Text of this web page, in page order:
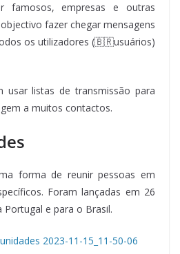
famosos, empresas e outras
fazer chegar mensagens
os utilizadores (🇧🇷usuários)
usar listas de transmissão para
a muitos contactos.
forma de reunir pessoas em
Foram lançadas em 26
Portugal e para o Brasil.